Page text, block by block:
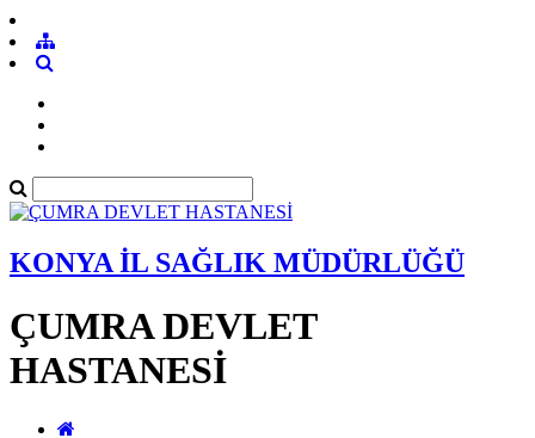
KONYA İL SAĞLIK MÜDÜRLÜĞÜ
ÇUMRA DEVLET
HASTANESİ